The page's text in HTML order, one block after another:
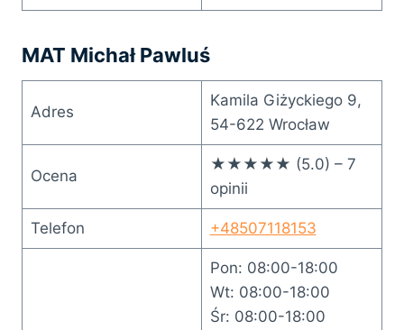
MAT Michał Pawluś
Adres
Kamila Giżyckiego 9,
54-622 Wrocław
Ocena
★★★★★ (5.0) – 7
opinii
Telefon +48507118153
Pon: 08:00-18:00
Wt: 08:00-18:00
Śr: 08:00-18:00